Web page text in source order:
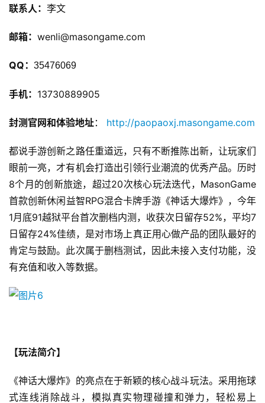
首
页
游
茶
戏
业
联系人： 李文
邮箱： wenli@masongame.com
QQ： 35476069
手机： 13730889905
封测官网和体验地址： http://paopaoxj.masongame.com
都说手游创新之路任重道远，只有不断推陈出新，让玩家们
眼前一亮，才有机会打造出引领行业潮流的优秀产品。历时
8个月的创新旅途，超过20次核心玩法迭代，MasonGame
首款创新休闲益智RPG混合卡牌手游《神话大爆炸》，今年
1月底91越狱平台首次删档内测，收获次日留存52%，平均7
日留存24%佳绩，是对市场上真正用心做产品的团队最好的
肯定与鼓励。此次属于删档测试，因此未接入支付功能，没
有充值和收入等数据。
【玩法简介】
《神话大爆炸》的亮点在于新颖的核心战斗玩法。采用拖球
式连线消除战斗，模拟真实物理碰撞和弹力，轻松易上